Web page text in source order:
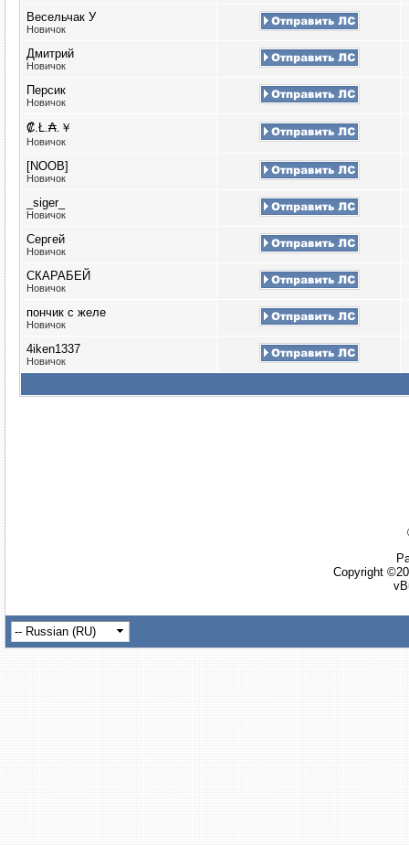
Весельчак У
Новичок
Дмитрий
Новичок
Персик
Новичок
₡.Ł.₳.￥
Новичок
[NOOB]
Новичок
_siger_
Новичок
Сергей
Новичок
СКАРАБЕЙ
Новичок
пончик с желе
Новичок
4iken1337
Новичок
Copyright